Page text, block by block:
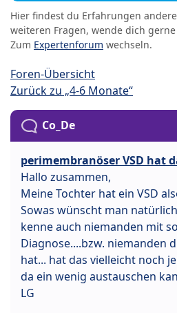
Hier findest du Erfahrungen
weiteren Fragen, wende dich
Zum Expertenforum wechseln.
Foren-Übersicht
Zurück zu „4-6 Monate“
Co_De
perimembranöser VSD hat
Hallo zusammen,
Meine Tochter hat ein VSD
Sowas wünscht man
kenne auch niemanden mit
Diagnose....bzw. niemanden
hat... hat das vielleicht noch
da ein wenig austauschen
LG